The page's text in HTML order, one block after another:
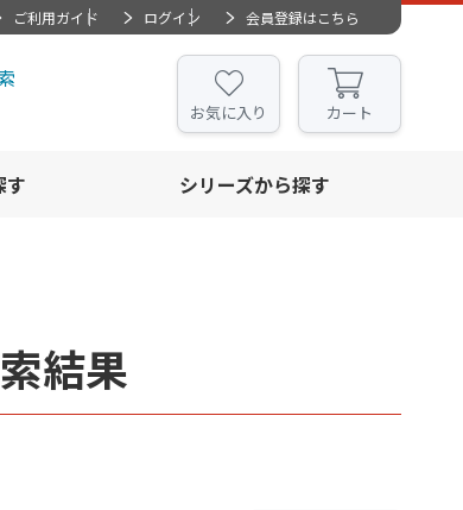
ご利用ガイド ログイン 会員登録はこちら
お気に入り カート
す シリーズから探す
結果